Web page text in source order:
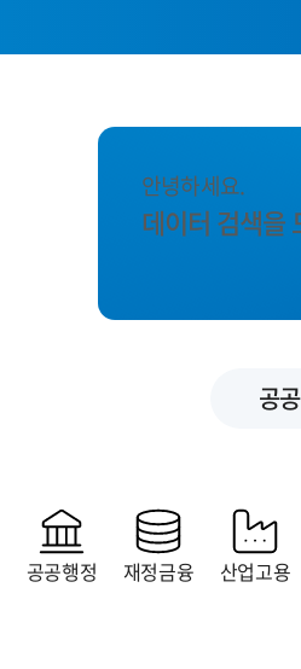
안녕하세요.
데이터 검색을
공
공공행정 재정금융 산업고용